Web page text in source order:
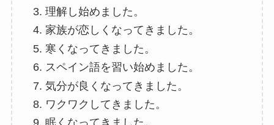
理解し始めました。
家族が恋しくなってきました。
寒くなってきました。
スペイン語を習い始めました。
気分が良くなってきました。
ワクワクしてきました。